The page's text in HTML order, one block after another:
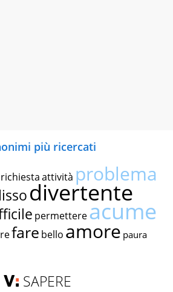
più ricercati
richiestaattività problema
divertente
permettereacume
fare bello amore paura
SAPERE